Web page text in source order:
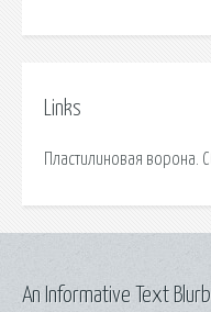
Links
Пластилиновая
An Informative Text Blurb